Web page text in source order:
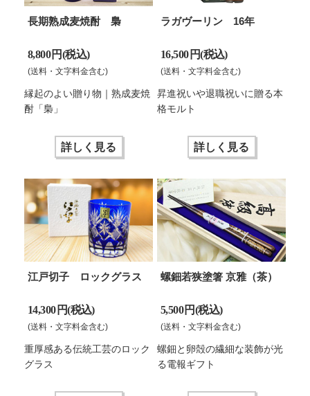
長期熟成麦焼酎 梟
8,800 円(税込)
(送料・文字料金含む)
縁起のよい贈り物｜熟成麦焼
酎「梟」
詳しく見る
ラガヴーリン 16年
16,500 円(税込)
(送料・文字料金含む)
昇進祝いや退職祝いに贈る本
格モルト
詳しく見る
江戸切子 ロックグラス
14,300 円(税込)
(送料・文字料金含む)
重厚感ある伝統工芸のロック
グラス
螺鈿若狭塗箸 京雅（茶）
5,500 円(税込)
(送料・文字料金含む)
螺鈿と卵殻の繊細な装飾が光
る電報ギフト